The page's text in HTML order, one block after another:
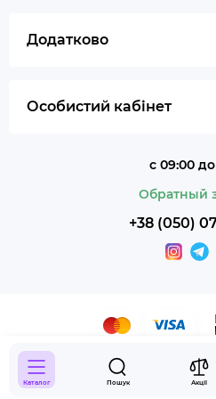
Каталог Пошук Акції
Додатково
Особистий кабінет
с 09:00 до
Обратный
+38 (050)
Smoky